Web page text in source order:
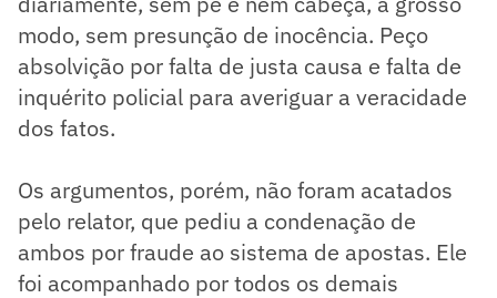
modo, sem presunção de inocência. Peço
absolvição por falta de justa causa e falta de
inquérito policial para averiguar a veracidade
dos fatos.
Os argumentos, porém, não foram acatados
pelo relator, que pediu a condenação de
ambos por fraude ao sistema de apostas. Ele
foi acompanhado por todos os demais